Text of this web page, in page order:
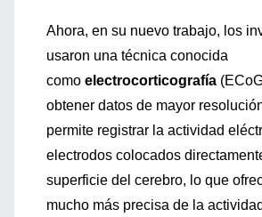
Ahora, en su nuevo trabajo, los
usaron una técnica conocida
como electrocorticografía
obtener datos de mayor
permite registrar la actividad
electrodos colocados
superficie del cerebro, lo que
mucho más precisa de la